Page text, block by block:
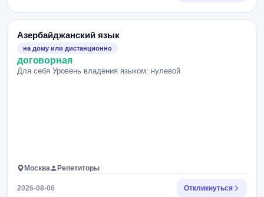
Азербайджанский язык
на дому или дистанционно
договорная
Для себя Уровень владения языком: нулевой
Москва Репетиторы
2026-08-06 Откликнуться